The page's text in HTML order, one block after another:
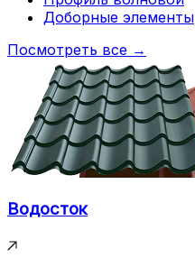
Доборные элементы
Посмотреть все →
Водосток